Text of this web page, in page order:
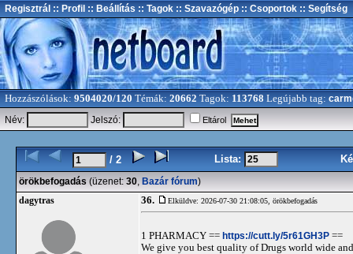
Regisztrál :: Profil :: Beállítás :: Tagok :: Szavazógép :: Csoportok :: Segítség
Hozzászólások: 9504020/120 Témák: 20662 Tagok: 113768 Legújabb tag:
Név:
Jelszó: Eltárol
/ 2 Lista:
örökbefogadás (üzenet: 30, Bazár fórum)
dagytras 36. Elküldve: 2026-07-30 21:08:05, örökbefogadás
1 PHARMACY == https://cutt.ly/5r61GH3P ==
We give you best quality of Drugs world wide